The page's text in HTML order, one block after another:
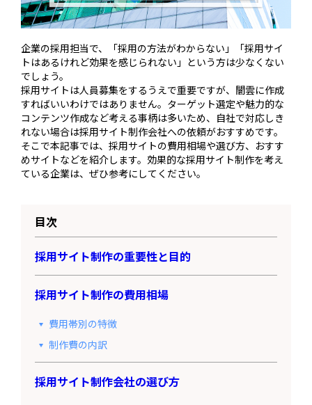
企業の採用担当で、「採用の方法がわからない」「採用サイ
トはあるけれど効果を感じられない」という方は少なくない
でしょう。
採用サイトは人員募集をするうえで重要ですが、闇雲に作成
すればいいわけではありません。ターゲット選定や魅力的な
コンテンツ作成など考える事柄は多いため、自社で対応しき
れない場合は採用サイト制作会社への依頼がおすすめです。
そこで本記事では、採用サイトの費用相場や選び方、おすす
めサイトなどを紹介します。効果的な採用サイト制作を考え
ている企業は、ぜひ参考にしてください。
目次
採用サイト制作の重要性と目的
採用サイト制作の費用相場
費用帯別の特徴
制作費の内訳
採用サイト制作会社の選び方